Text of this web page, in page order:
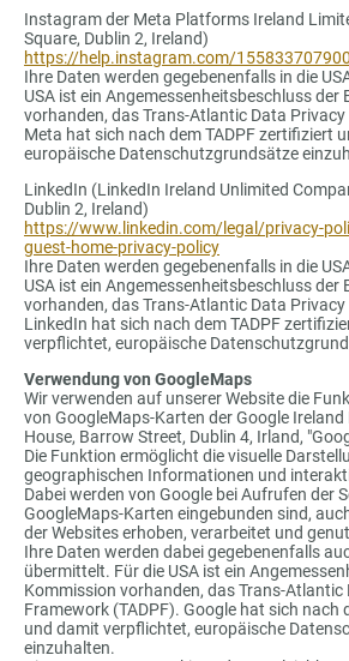
Instagram der Meta Platforms Ireland
Square, Dublin 2, Ireland)
https://help.instagram.com/
Ihre Daten werden gegebenenfalls in die
USA ist ein Angemessenheitsbeschluss der
vorhanden, das Trans-Atlantic Data Privacy
Meta hat sich nach dem TADPF zertifiziert
europäische Datenschutzgrundsätze
LinkedIn (LinkedIn Ireland Unlimited
Dublin 2, Ireland)
https://www.linkedin.com/legal/privacy-
guest-home-privacy-policy
Ihre Daten werden gegebenenfalls in die
USA ist ein Angemessenheitsbeschluss der
vorhanden, das Trans-Atlantic Data Privacy
LinkedIn hat sich nach dem TADPF
verpflichtet, europäische
Verwendung von GoogleMaps
Wir verwenden auf unserer Website die
von GoogleMaps-Karten der Google
House, Barrow Street, Dublin 4, Irland,
Die Funktion ermöglicht die visuelle
geographischen Informationen und
Dabei werden von Google bei Aufrufen der
GoogleMaps-Karten eingebunden sind,
der Websites erhoben, verarbeitet und
Ihre Daten werden dabei gegebenenfalls
übermittelt. Für die USA ist ein
Kommission vorhanden, das Trans-Atlantic
Framework (TADPF). Google hat sich nach
und damit verpflichtet, europäische
einzuhalten.